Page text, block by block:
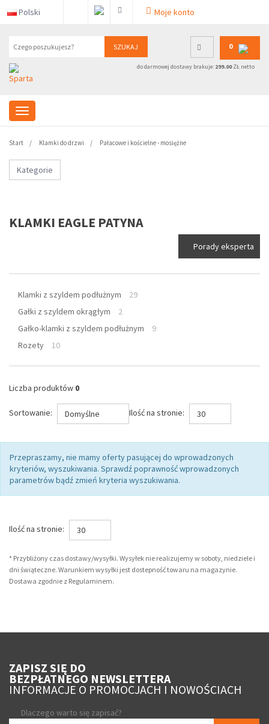
Polski Moje konto
SZUKAJ 0
do darmowej dostawy brakuje: 299.00ZŁ netto
Start Klamki do drzwi Pałacowe i kościelne - mosiężne
Kategorie
KLAMKI EAGLE PATYNA
Porady eksperta
Klamki z szyldem podłużnym
29
Gałki z szyldem okrągłym
2
Gałko-klamki z szyldem podłużnym
9
Rozety
10
Liczba produktów 0
Sortowanie: Domyślne Ilość na stronie: 30
Przepraszamy, nie mamy oferty pasującej do wprowadzonych
kryteriów, wyszukiwania. Sprawdź poprawność wprowadzonych
parametrów bądź zmień kryteria wyszukiwania.
Ilość na stronie: 30
* Przybliżony czas dostawy/wysyłki. Wysyłek nie realizujemy w soboty, niedziele i
dni świąteczne. Warunkiem wysyłki jest dostepność towaru na magazynie.
Dostawa zgodnie z Regulaminem.
ZAPISZ SIĘ DO
BEZPŁATNEGO NEWSLETTERA
INFORMACJE O PROMOCJACH I NOWOŚCIACH
Dlaczego warto się zapisać?